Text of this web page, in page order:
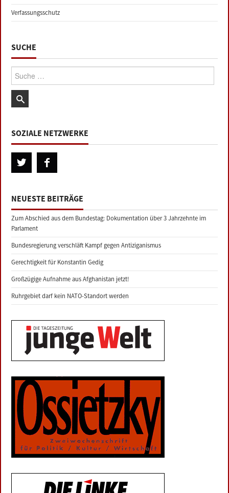
Verfassungsschutz
SUCHE
Suche:
SOZIALE NETZWERKE
NEUESTE BEITRÄGE
Zum Abschied aus dem Bundestag: Dokumentation über 3 Jahrzehnte im
Parlament
Bundesregierung verschläft Kampf gegen Antiziganismus
Gerechtigkeit für Konstantin Gedig
Großzügige Aufnahme aus Afghanistan jetzt!
Ruhrgebiet darf kein NATO-Standort werden